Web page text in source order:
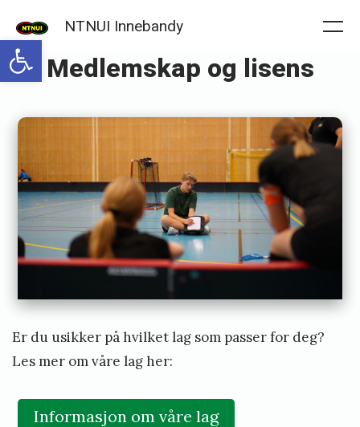
Open toolbar
content
NTNUI Innebandy
Medlemskap og lisens
Posted
on
P
u
b
l
s
e
d
a
Er du usikker på hvilket lag som passer for deg?
Les mer om våre lag her:
Informasjon om våre lag